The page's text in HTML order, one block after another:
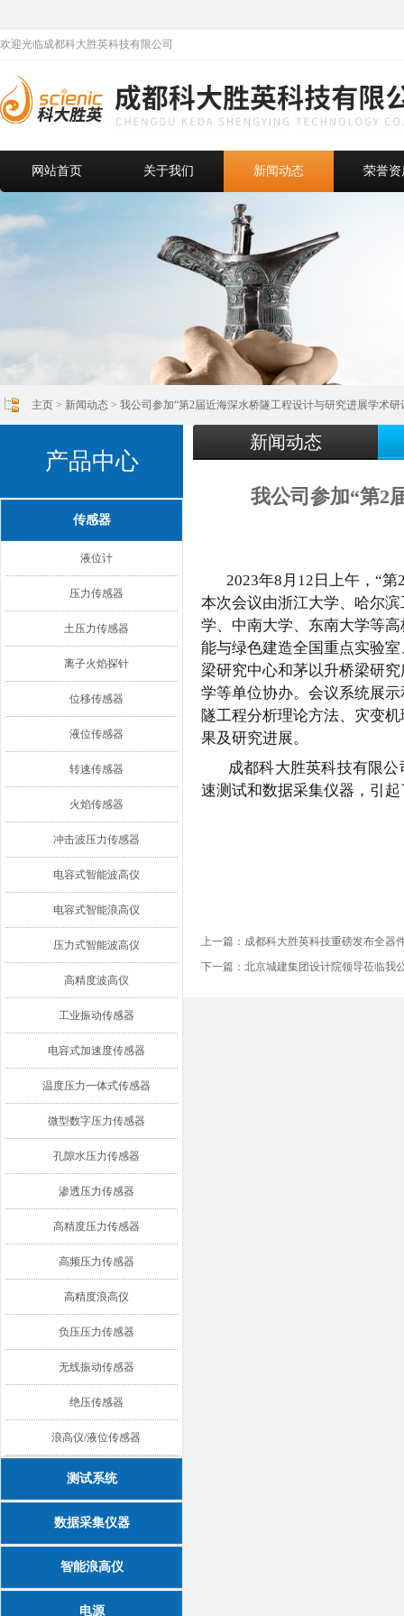
欢迎光临成都科大胜英科技有限公司
网站首页 关于我们 新闻动态 荣誉资
主页 > 新闻动态 > 我公司参加“第2届近海深水桥隧工程设计与研究进展学术研
产品中心
传感器
液位计
压力传感器
土压力传感器
离子火焰探针
位移传感器
液位传感器
转速传感器
火焰传感器
冲击波压力传感器
电容式智能波高仪
电容式智能浪高仪
压力式智能波高仪
高精度波高仪
工业振动传感器
电容式加速度传感器
温度压力一体式传感器
微型数字压力传感器
孔隙水压力传感器
渗透压力传感器
高精度压力传感器
高频压力传感器
高精度浪高仪
负压压力传感器
无线振动传感器
绝压传感器
浪高仪/液位传感器
测试系统
数据采集仪器
智能浪高仪
电源
新闻动态
我公司参加“第2
2023年8月12日上午，“第
本次会议由浙江大学、哈尔
学、中南大学、东南大学等
能与绿色建造全国重点实验室
梁研究中心和茅以升桥梁研
学等单位协办。会议系统展
隧工程分析理论方法、灾变
果及研究进展。
成都科大胜英科技有限公
速测试和数据采集仪器，引
上一篇： 成都科大胜英科技重磅发布全器
下一篇： 北京城建集团设计院领导莅临我